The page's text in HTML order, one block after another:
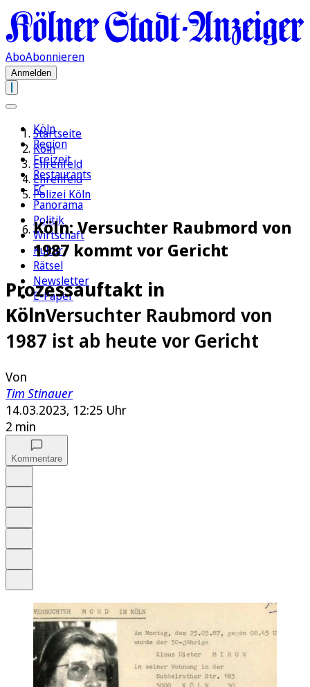
AboAbonnieren
Anmelden
Köln
Region
Freizeit
Restaurants
FC
Panorama
Politik
Wirtschaft
Kultur
Rätsel
Newsletter
E-Paper
Startseite
Köln
Ehrenfeld
Ehrenfeld
Polizei Köln
Köln: Versuchter Raubmord von
1987 kommt vor Gericht
Prozessauftakt in
KölnVersuchter Raubmord von
1987 ist ab heute vor Gericht
Von
Tim Stinauer
14.03.2023, 12:25 Uhr
2 min
Kommentare